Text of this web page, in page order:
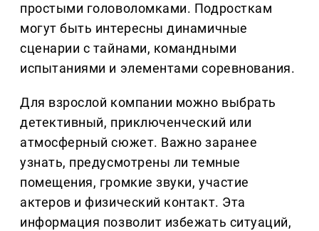
простыми головоломками. Подросткам
могут быть интересны динамичные
сценарии с тайнами, командными
испытаниями и элементами соревнования.
Для взрослой компании можно выбрать
детективный, приключенческий или
атмосферный сюжет. Важно заранее
узнать, предусмотрены ли темные
помещения, громкие звуки, участие
актеров и физический контакт. Эта
информация позволит избежать ситуаций,